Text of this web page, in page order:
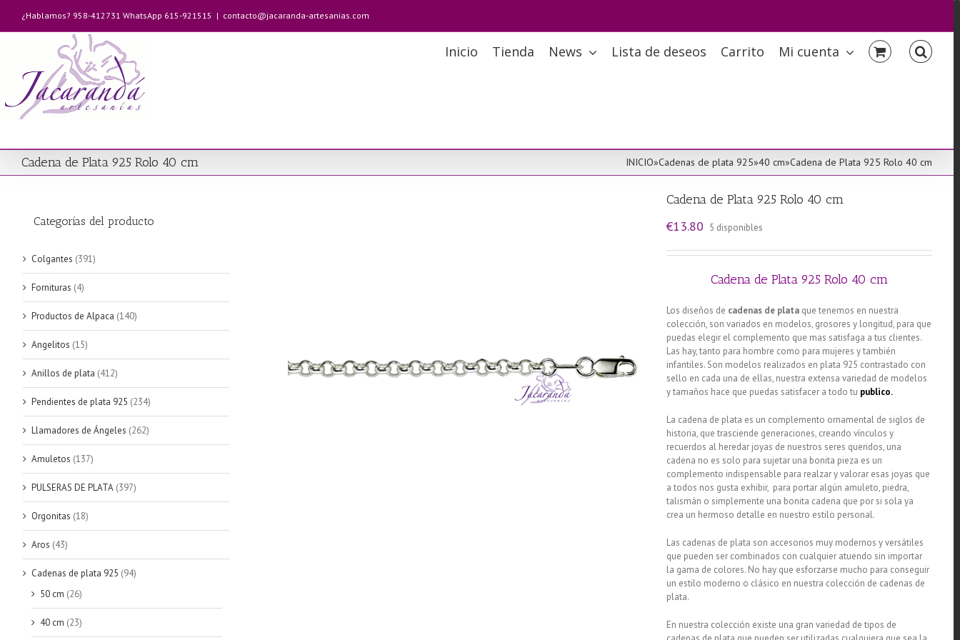
contenido
¿Hablamos? 958-412731 WhatsApp 615-921515 | contacto@jacaranda-artesanias.com
Inicio Tienda News Lista de deseos Carrito Mi cuenta
Cadena de Plata 925 Rolo 40 cm INICIO»Cadenas de plata 925»40 cm»Cadena de Plata 925 Rolo 40 cm
Cadena de Plata 925 Rolo 40 cm
€13.80 5 disponibles
Cadena de Plata 925 Rolo 40 cm
Los diseños de cadenas de plata que tenemos en nuestra
colección, son variados en modelos, grosores y longitud, para que
puedas elegir el complemento que mas satisfaga a tus clientes.
Las hay, tanto para hombre como para mujeres y también
infantiles. Son modelos realizados en plata 925 contrastado con
sello en cada una de ellas, nuestra extensa variedad de modelos
y tamaños hace que puedas satisfacer a todo tu publico.
La cadena de plata es un complemento ornamental de siglos de
historia, que trasciende generaciones, creando vínculos y
recuerdos al heredar joyas de nuestros seres queridos, una
cadena no es solo para sujetar una bonita pieza es un
complemento indispensable para realzar y valorar esas joyas que
a todos nos gusta exhibir, para portar algún amuleto, piedra,
talismán o simplemente una bonita cadena que por si sola ya
crea un hermoso detalle en nuestro estilo personal.
Las cadenas de plata son accesorios muy modernos y versátiles
que pueden ser combinados con cualquier atuendo sin importar
la gama de colores. No hay que esforzarse mucho para conseguir
un estilo moderno o clásico en nuestra colección de cadenas de
plata.
En nuestra colección existe una gran variedad de tipos de
Categorías del producto
Colgantes (391)
Fornituras (4)
Productos de Alpaca (140)
Angelitos (15)
Anillos de plata (412)
Pendientes de plata 925 (234)
Llamadores de Ángeles (262)
Amuletos (137)
PULSERAS DE PLATA (397)
Orgonitas (18)
Aros (43)
Cadenas de plata 925 (94)
50 cm (26)
40 cm (23)